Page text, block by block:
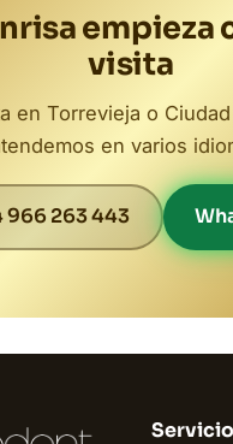
empieza
visita
en Torrevieja o
en varios
966 263 443